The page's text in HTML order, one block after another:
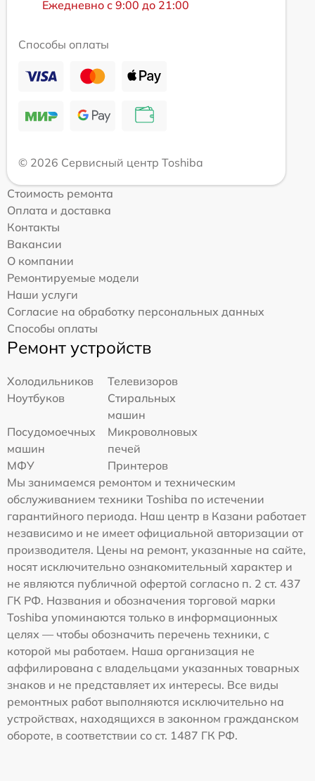
Ежедневно с 9:00 до 21:00
Способы оплаты
© 2026 Сервисный центр Toshiba
Стоимость ремонта
Оплата и доставка
Контакты
Вакансии
О компании
Ремонтируемые модели
Наши услуги
Согласие на обработку персональных данных
Способы оплаты
Ремонт устройств
Холодильников
Телевизоров
Ноутбуков
Стиральных
машин
Посудомоечных
машин
Микроволновых
печей
МФУ
Принтеров
Мы занимаемся ремонтом и техническим
обслуживанием техники Toshiba по истечении
гарантийного периода. Наш центр в Казани работает
независимо и не имеет официальной авторизации от
производителя. Цены на ремонт, указанные на сайте,
носят исключительно ознакомительный характер и
не являются публичной офертой согласно п. 2 ст. 437
ГК РФ. Названия и обозначения торговой марки
Toshiba упоминаются только в информационных
целях — чтобы обозначить перечень техники, с
которой мы работаем. Наша организация не
аффилирована с владельцами указанных товарных
знаков и не представляет их интересы. Все виды
ремонтных работ выполняются исключительно на
устройствах, находящихся в законном гражданском
обороте, в соответствии со ст. 1487 ГК РФ.